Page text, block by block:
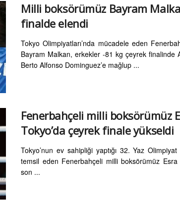
Milli boksörümüz Bayram
finalde elendi
Tokyo Olimpiyatları’nda mücadele eden
Bayram Malkan, erkekler -81 kg çeyrek finalinde
Berto Alfonso Dominguez’e mağlup ...
Fenerbahçeli milli boksörümüz
Tokyo’da çeyrek finale yükseldi
Tokyo’nun ev sahipliği yaptığı 32. Yaz Olimpiyat
temsil eden Fenerbahçeli milli boksörümüz Esra
son ...